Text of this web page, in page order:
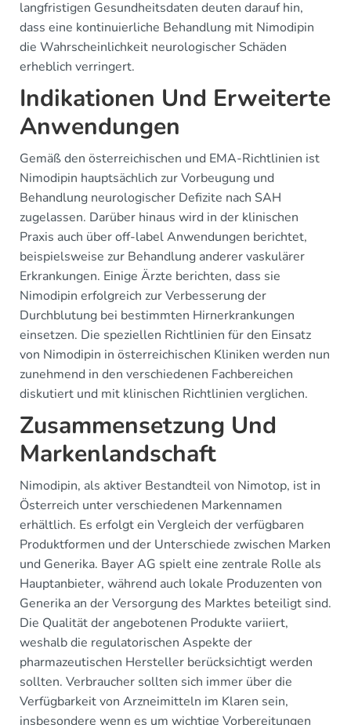
langfristigen Gesundheitsdaten deuten darauf hin,
dass eine kontinuierliche Behandlung mit Nimodipin
die Wahrscheinlichkeit neurologischer Schäden
erheblich verringert.
Indikationen Und Erweiterte
Anwendungen
Gemäß den österreichischen und EMA-Richtlinien ist
Nimodipin hauptsächlich zur Vorbeugung und
Behandlung neurologischer Defizite nach SAH
zugelassen. Darüber hinaus wird in der klinischen
Praxis auch über off-label Anwendungen berichtet,
beispielsweise zur Behandlung anderer vaskulärer
Erkrankungen. Einige Ärzte berichten, dass sie
Nimodipin erfolgreich zur Verbesserung der
Durchblutung bei bestimmten Hirnerkrankungen
einsetzen. Die speziellen Richtlinien für den Einsatz
von Nimodipin in österreichischen Kliniken werden nun
zunehmend in den verschiedenen Fachbereichen
diskutiert und mit klinischen Richtlinien verglichen.
Zusammensetzung Und
Markenlandschaft
Nimodipin, als aktiver Bestandteil von Nimotop, ist in
Österreich unter verschiedenen Markennamen
erhältlich. Es erfolgt ein Vergleich der verfügbaren
Produktformen und der Unterschiede zwischen Marken
und Generika. Bayer AG spielt eine zentrale Rolle als
Hauptanbieter, während auch lokale Produzenten von
Generika an der Versorgung des Marktes beteiligt sind.
Die Qualität der angebotenen Produkte variiert,
weshalb die regulatorischen Aspekte der
pharmazeutischen Hersteller berücksichtigt werden
sollten. Verbraucher sollten sich immer über die
Verfügbarkeit von Arzneimitteln im Klaren sein,
insbesondere wenn es um wichtige Vorbereitungen